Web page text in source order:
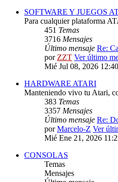
SOFTWARE Y JUEGOS
Para cualquier plataforma
451 Temas
3716 Mensajes
Último mensaje Re:
porZZT Ver último
Mié Jul 08, 2026
HARDWARE ATARI
Manteniendo vivo tu Atari,
383 Temas
3357 Mensajes
Último mensaje Re:
porMarcelo-Z Ver
Mié Ene 21, 2026
CONSOLAS
Temas
Mensajes